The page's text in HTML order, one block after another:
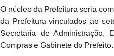
O núcleo da Prefeitura seria
da Prefeitura vinculados ao
Secretaria de Administração,
Compras e Gabinete do Prefeito.